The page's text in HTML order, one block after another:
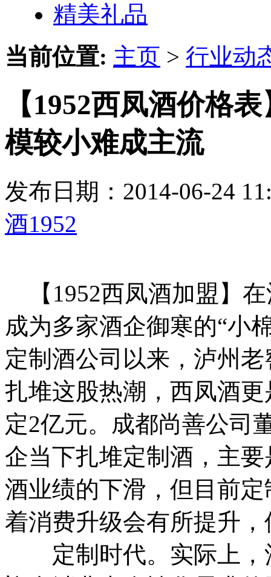
精美礼品
当前位置: 主页 > 行业动
【1952西凤酒价格
模较小难成主流
发布日期：2014-06-24
酒1952
【1952西凤酒加盟】
成为多家酒企御寒的“小
定制酒公司以来，泸州
扎堆这股热潮，西凤酒
定2亿元。 成都尚善公司
企当下扎堆定制酒，主
酒业绩的下滑，但目前
着消费升级会有所提升
定制时代。 实际上